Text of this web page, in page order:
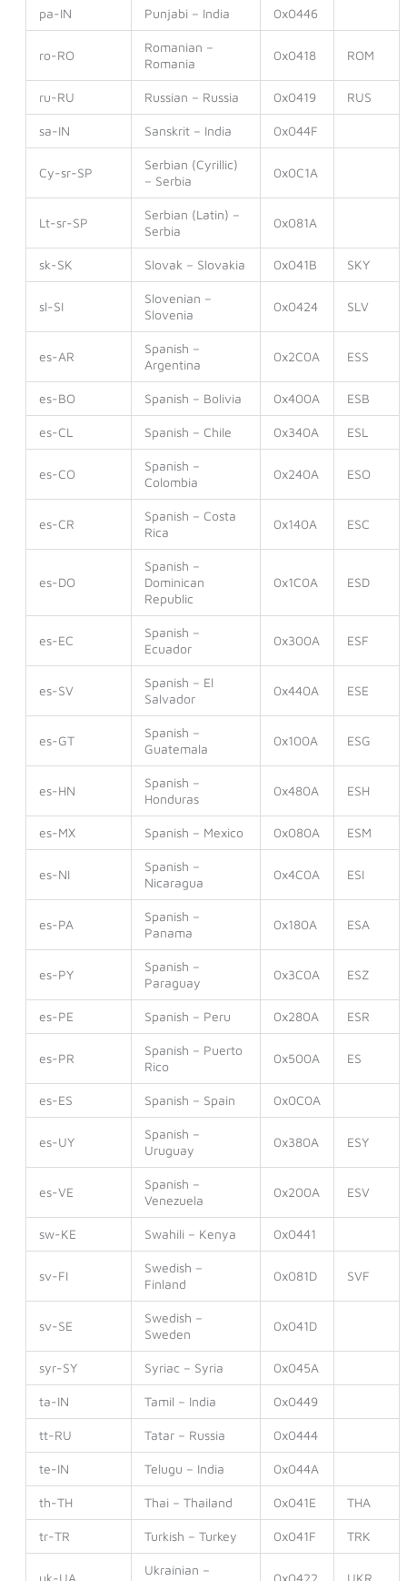
pa-IN Punjabi – India 0x0446
ro-RO
Romanian –
Romania
0x0418 ROM
ru-RU Russian – Russia 0x0419 RUS
sa-IN Sanskrit – India 0x044F
Cy-sr-SP
Serbian (Cyrillic)
– Serbia
0x0C1A
Lt-sr-SP
Serbian (Latin) –
Serbia
0x081A
sk-SK Slovak – Slovakia 0x041B SKY
sl-SI
Slovenian –
Slovenia
0x0424 SLV
es-AR
Spanish –
Argentina
0x2C0A ESS
es-BO Spanish – Bolivia 0x400A ESB
es-CL Spanish – Chile 0x340A ESL
es-CO
Spanish –
Colombia
0x240A ESO
es-CR
Spanish – Costa
Rica
0x140A ESC
es-DO
Spanish –
Dominican
Republic
0x1C0A ESD
es-EC
Spanish –
Ecuador
0x300A ESF
es-SV
Spanish – El
Salvador
0x440A ESE
es-GT
Spanish –
Guatemala
0x100A ESG
es-HN
Spanish –
Honduras
0x480A ESH
es-MX Spanish – Mexico 0x080A ESM
es-NI
Spanish –
Nicaragua
0x4C0A ESI
es-PA
Spanish –
Panama
0x180A ESA
es-PY
Spanish –
Paraguay
0x3C0A ESZ
es-PE Spanish – Peru 0x280A ESR
es-PR
Spanish – Puerto
Rico
0x500A ES
es-ES Spanish – Spain 0x0C0A
es-UY
Spanish –
Uruguay
0x380A ESY
es-VE
Spanish –
Venezuela
0x200A ESV
sw-KE Swahili – Kenya 0x0441
sv-FI
Swedish –
Finland
0x081D SVF
sv-SE
Swedish –
Sweden
0x041D
syr-SY Syriac – Syria 0x045A
ta-IN Tamil – India 0x0449
tt-RU Tatar – Russia 0x0444
te-IN Telugu – India 0x044A
th-TH Thai – Thailand 0x041E THA
tr-TR Turkish – Turkey 0x041F TRK
uk-UA
Ukrainian –
0x0422 UKR